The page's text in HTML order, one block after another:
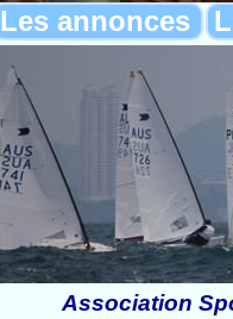
Les annonces
Association